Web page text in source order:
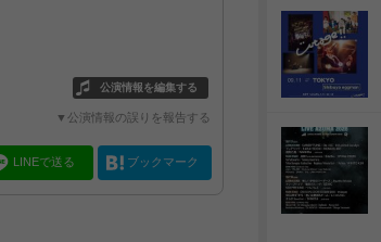
公演情報を編集する
▼公演情報の誤りを報告する
LINEで送る ブックマーク